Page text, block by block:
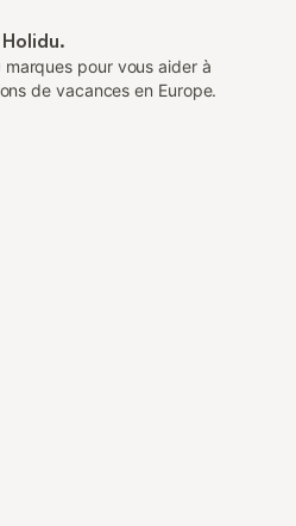
pour vous aider à
de vacances en Europe.